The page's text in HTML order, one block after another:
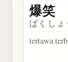
爆笑
ばくしょ
tertawa